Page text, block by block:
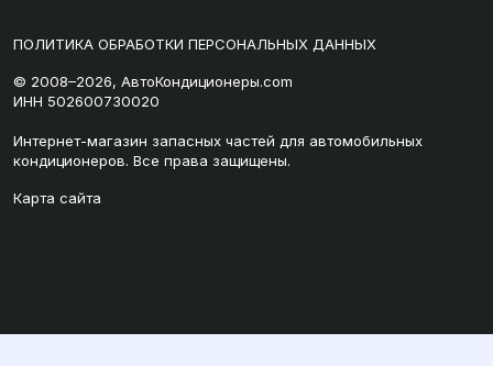
ПОЛИТИКА ОБРАБОТКИ ПЕРСОНАЛЬНЫХ ДАННЫХ
© 2008–2026, АвтоКондиционеры.com
ИНН 502600730020
Интернет-магазин запасных частей для автомобильных
кондиционеров. Все права защищены.
Карта сайта